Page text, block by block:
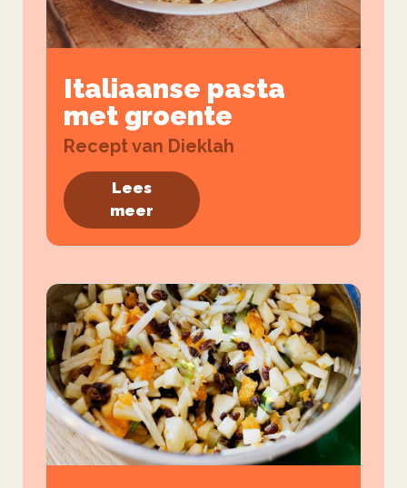
Italiaanse pasta
met groente
Recept van Dieklah
Lees
meer